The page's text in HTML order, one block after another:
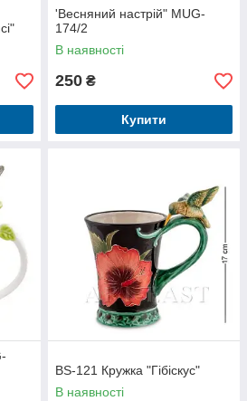
'Весняний настрій" MUG-
174/2
В наявності
250 ₴
Купити
BS-121 Кружка "Гібіскус"
В наявності